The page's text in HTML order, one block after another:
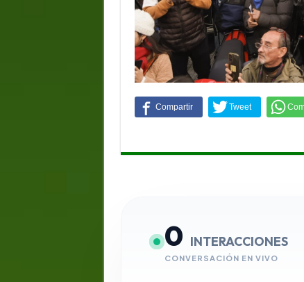
0 INTERACCIONES
CONVERSACIÓN EN VIVO